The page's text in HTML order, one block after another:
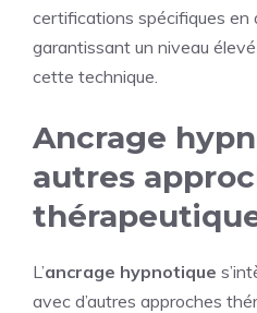
certifications spécifiques en
garantissant un niveau
cette technique.
Ancrage
autres
L’ancrage hypnotique
avec d’autres approches